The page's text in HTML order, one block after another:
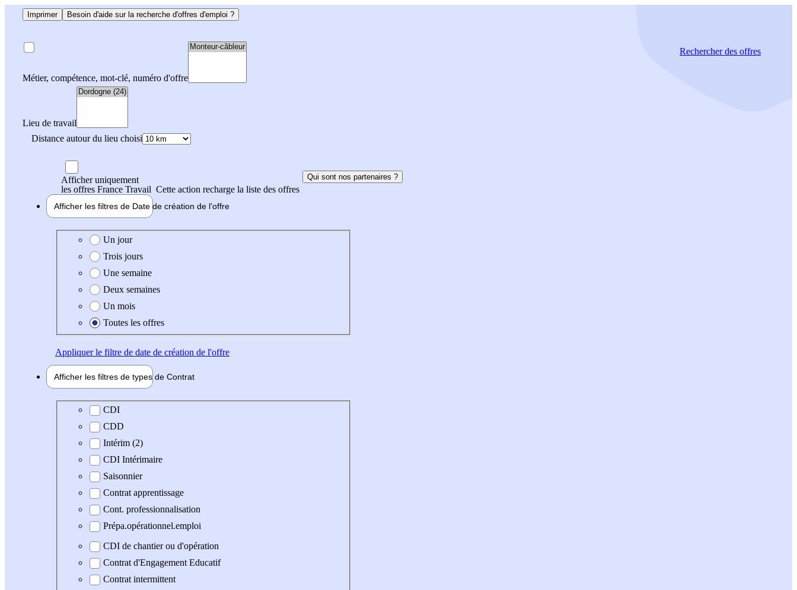
Imprimer Besoin d'aide sur la recherche d'offres d'emploi ?
Métier, compétence, mot-clé, numéro d'offre
Lieu de travail
Distance autour du lieu choisi
Rechercherdes offres
Afficher uniquement
les offres France Travail Cette action recharge la liste des offres
Qui sont nos partenaires ?
Afficher les filtres de Date de création de l'offre
Date de création de l'offre
Un jour
Trois jours
Une semaine
Deux semaines
Un mois
Toutes les offres
Appliquerle filtre de date de création de l'offre
Afficher les filtres de types de Contrat
Type de contrat
CDI
CDD
Intérim (2)
CDI Intérimaire
Saisonnier
Contrat apprentissage
Cont. professionnalisation
Prépa.opérationnel.emploi
CDI de chantier ou d'opération
Contrat d'Engagement Educatif
Contrat intermittent